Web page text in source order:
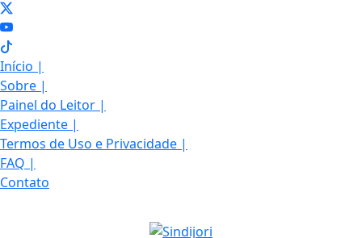
Início |
Sobre |
Painel do Leitor |
Expediente |
Termos de Uso e Privacidade |
FAQ |
Contato